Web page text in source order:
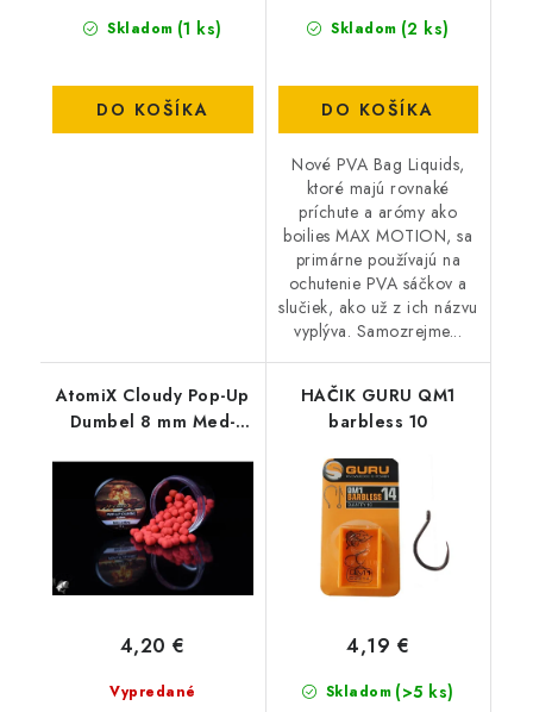
Skladom (1 ks)
DO KOŠÍKA
Skladom (2 ks)
DO KOŠÍKA
Nové PVA Bag Liquids,
ktoré majú rovnaké
príchute a arómy ako
boilies MAX MOTION, sa
primárne používajú na
ochutenie PVA sáčkov a
slučiek, ako už z ich názvu
vyplýva. Samozrejme...
AtomiX Cloudy Pop-Up
Dumbel 8 mm Med-
Vypredané
4,20 €
HAČIK GURU QM1
barbless 10
Skladom (>5 ks)
4,19 €